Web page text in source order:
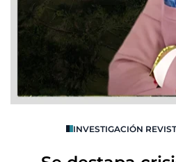
INVESTIGACIÓN